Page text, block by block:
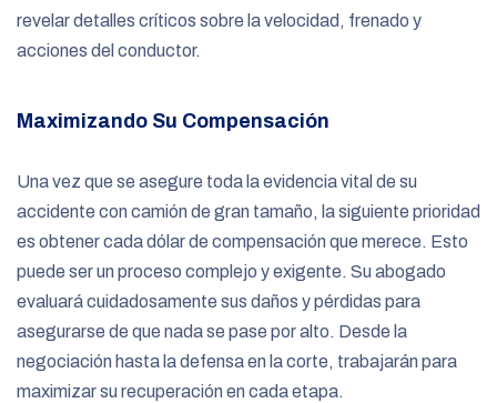
revelar detalles críticos sobre la velocidad, frenado y
acciones del conductor.
Maximizando Su Compensación
Una vez que se asegure toda la evidencia vital de su
accidente con camión de gran tamaño, la siguiente prioridad
es obtener cada dólar de compensación que merece. Esto
puede ser un proceso complejo y exigente. Su abogado
evaluará cuidadosamente sus daños y pérdidas para
asegurarse de que nada se pase por alto. Desde la
negociación hasta la defensa en la corte, trabajarán para
maximizar su recuperación en cada etapa.